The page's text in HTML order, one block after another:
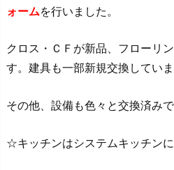
ォームを行いました。
クロス・ＣＦが新品、フローリ
す。建具も一部新規交換していま
その他、設備も色々と交換済みで
☆キッチンはシステムキッチンに